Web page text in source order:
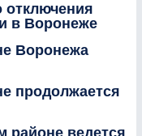
отключения
в Воронеже
Воронежа
продолжается